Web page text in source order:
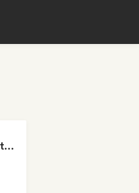
Reggae & Chill 🌴 Roots Reggae, Dancehall & Dub